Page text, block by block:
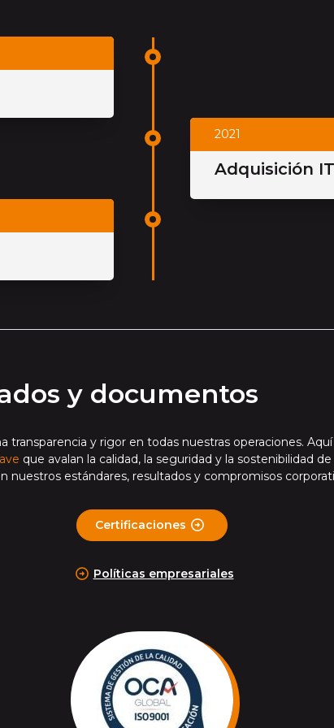
2021
Adquisición
y documentos
transparencia y rigor en todas nuestras operaciones.
que avalan la calidad, la seguridad y la sostenibilidad
nuestros estándares, resultados y compromisos
Certificaciones
Políticas empresariales